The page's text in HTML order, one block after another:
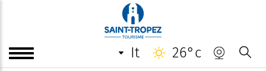
it 26°c